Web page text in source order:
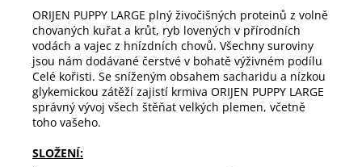
ORIJEN PUPPY LARGE plný živočišných proteinů z volně
chovaných kuřat a krůt, ryb lovených v přírodních
vodách a vajec z hnízdních chovů. Všechny suroviny
jsou nám dodávané čerstvé v bohatě výživném podílu
Celé kořisti. Se sníženým obsahem sacharidu a nízkou
glykemickou zátěží zajistí krmiva ORIJEN PUPPY LARGE
správný vývoj všech štěňat velkých plemen, včetně
toho vašeho.
SLOŽENÍ:
BAL
10KS